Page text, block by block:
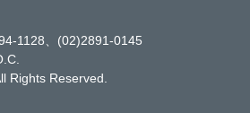
1128、(02)2891-0145
Rights Reserved.